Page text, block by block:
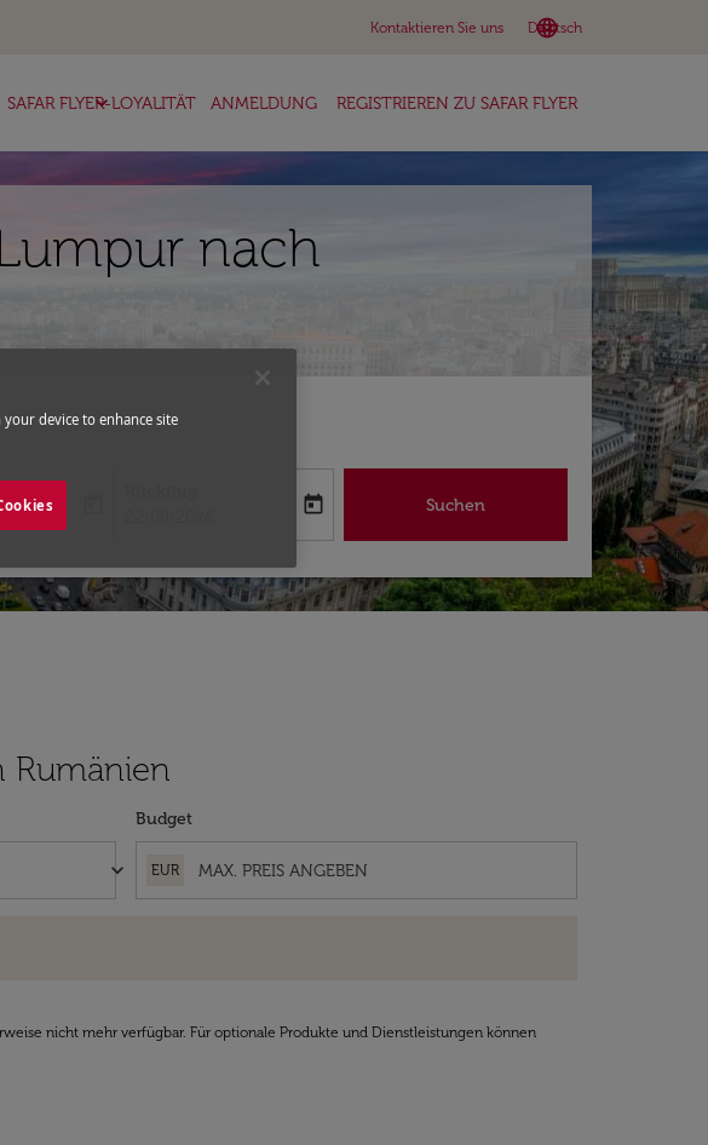
Kontaktieren Sie uns language
Deutsch
keyboard_arrow_down
SAFAR FLYER-LOYALITÄT
keyboard_arrow_down ANMELDUNG REGISTRIEREN ZU SAFAR FLYER
nach
date-aria-labelfc-booking-return-date-aria-label
today Suchen
Rumänien
keyboard_arrow_down
Budget
EUR
nicht mehr verfügbar. Für optionale Produkte und Dienstleistungen können
your device to enhance site